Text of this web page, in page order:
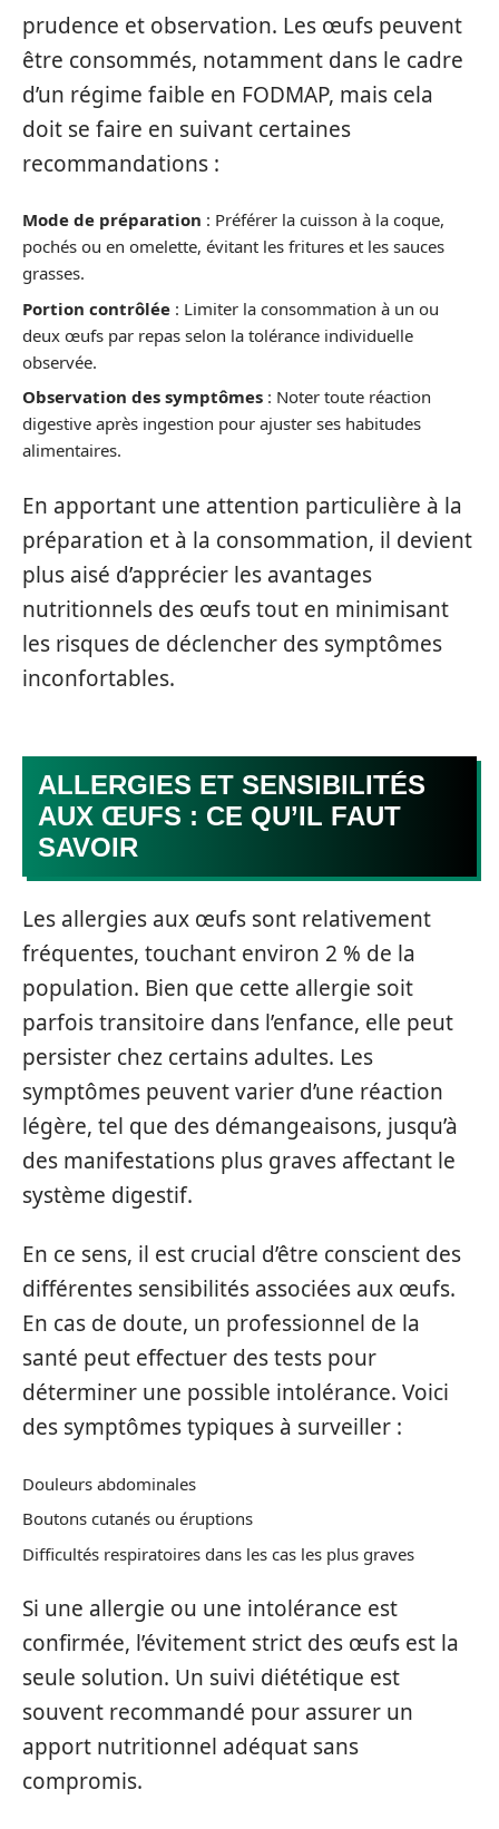
prudence et observation. Les œufs peuvent
être consommés, notamment dans le cadre
d’un régime faible en FODMAP, mais cela
doit se faire en suivant certaines
recommandations :
Mode de préparation : Préférer la cuisson à la coque,
pochés ou en omelette, évitant les fritures et les sauces
grasses.
Portion contrôlée : Limiter la consommation à un ou
deux œufs par repas selon la tolérance individuelle
observée.
Observation des symptômes : Noter toute réaction
digestive après ingestion pour ajuster ses habitudes
alimentaires.
En apportant une attention particulière à la
préparation et à la consommation, il devient
plus aisé d’apprécier les avantages
nutritionnels des œufs tout en minimisant
les risques de déclencher des symptômes
inconfortables.
ALLERGIES ET SENSIBILITÉS
AUX ŒUFS : CE QU’IL FAUT
SAVOIR
Les allergies aux œufs sont relativement
fréquentes, touchant environ 2 % de la
population. Bien que cette allergie soit
parfois transitoire dans l’enfance, elle peut
persister chez certains adultes. Les
symptômes peuvent varier d’une réaction
légère, tel que des démangeaisons, jusqu’à
des manifestations plus graves affectant le
système digestif.
En ce sens, il est crucial d’être conscient des
différentes sensibilités associées aux œufs.
En cas de doute, un professionnel de la
santé peut effectuer des tests pour
déterminer une possible intolérance. Voici
des symptômes typiques à surveiller :
Douleurs abdominales
Boutons cutanés ou éruptions
Difficultés respiratoires dans les cas les plus graves
Si une allergie ou une intolérance est
confirmée, l’évitement strict des œufs est la
seule solution. Un suivi diététique est
souvent recommandé pour assurer un
apport nutritionnel adéquat sans
compromis.